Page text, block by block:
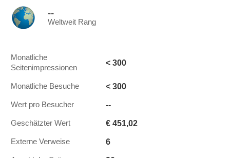
--
Weltweit Rang
Monatliche
Seitenimpressionen
< 300
Monatliche Besuche < 300
Wert pro Besucher --
Geschätzter Wert € 451,02
Externe Verweise 6